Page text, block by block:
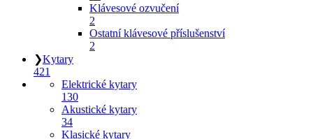
Klávesové ozvučení
2
Ostatní klávesové příslušenství
2
❯Kytary
421
Elektrické kytary
130
Akustické kytary
34
Klasické kytary